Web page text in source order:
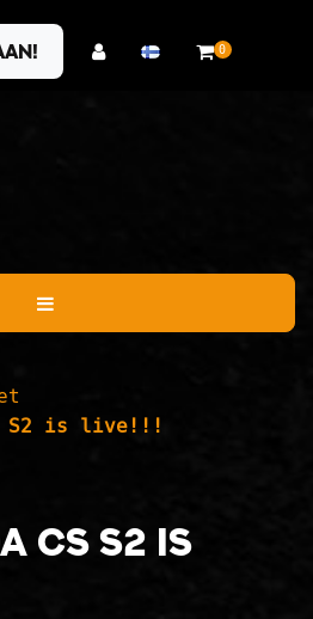
0
S2 is live!!!
CS S2 is